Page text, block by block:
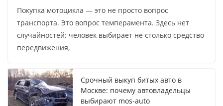
Покупка мотоцикла — это не просто вопрос
транспорта. Это вопрос темперамента. Здесь нет
случайностей: человек выбирает не столько средство
передвижения,
Срочный выкуп битых авто в
Москве: почему автовладельцы
выбирают mos-auto